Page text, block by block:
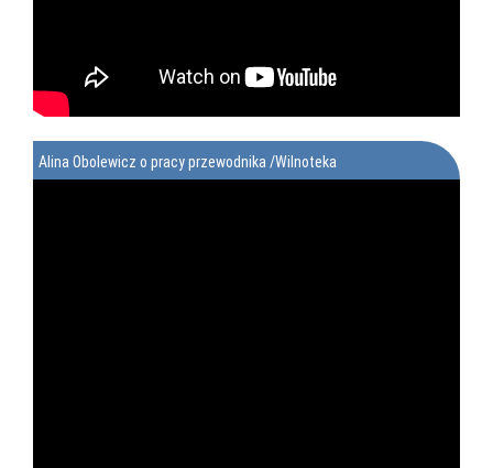
Alina Obolewicz o pracy przewodnika /Wilnoteka